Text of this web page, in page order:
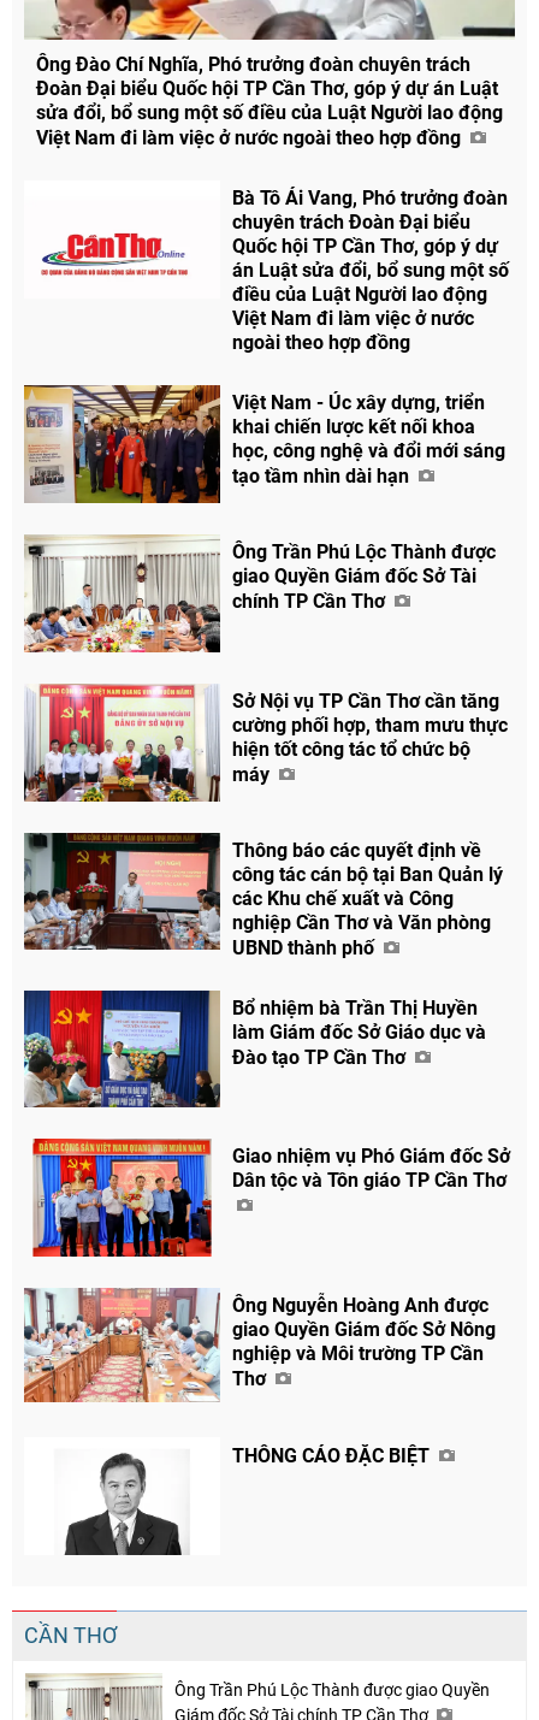
Chia sẻ
Facebook
Ông Đào Chí Nghĩa, Phó trưởng đoàn chuyên trách
Đoàn Đại biểu Quốc hội TP Cần Thơ, góp ý dự án Luật
sửa đổi, bổ sung một số điều của Luật Người lao động
Việt Nam đi làm việc ở nước ngoài theo hợp đồng
Bà Tô Ái Vang, Phó trưởng đoàn
chuyên trách Đoàn Đại biểu
Quốc hội TP Cần Thơ, góp ý dự
án Luật sửa đổi, bổ sung một số
điều của Luật Người lao động
Việt Nam đi làm việc ở nước
ngoài theo hợp đồng
Việt Nam - Úc xây dựng, triển
khai chiến lược kết nối khoa
học, công nghệ và đổi mới sáng
tạo tầm nhìn dài hạn
Ông Trần Phú Lộc Thành được
giao Quyền Giám đốc Sở Tài
chính TP Cần Thơ
Sở Nội vụ TP Cần Thơ cần tăng
cường phối hợp, tham mưu thực
hiện tốt công tác tổ chức bộ
máy
Thông báo các quyết định về
công tác cán bộ tại Ban Quản lý
các Khu chế xuất và Công
nghiệp Cần Thơ và Văn phòng
UBND thành phố
Bổ nhiệm bà Trần Thị Huyền
làm Giám đốc Sở Giáo dục và
Đào tạo TP Cần Thơ
Giao nhiệm vụ Phó Giám đốc Sở
Dân tộc và Tôn giáo TP Cần Thơ
Ông Nguyễn Hoàng Anh được
giao Quyền Giám đốc Sở Nông
nghiệp và Môi trường TP Cần
Thơ
THÔNG CÁO ĐẶC BIỆT
CẦN THƠ
Ông Trần Phú Lộc Thành được giao Quyền
Giám đốc Sở Tài chính TP Cần Thơ